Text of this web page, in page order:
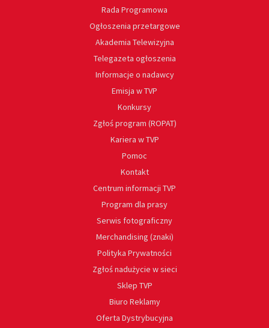
Rada Programowa
Ogłoszenia przetargowe
Akademia Telewizyjna
Telegazeta ogłoszenia
Informacje o nadawcy
Emisja w TVP
Konkursy
Zgłoś program (ROPAT)
Kariera w TVP
Pomoc
Kontakt
Centrum informacji TVP
Program dla prasy
Serwis fotograficzny
Merchandising (znaki)
Polityka Prywatności
Zgłoś nadużycie w sieci
Sklep TVP
Biuro Reklamy
Oferta Dystrybucyjna